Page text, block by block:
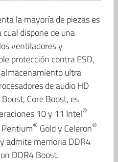
la mayoría de piezas es
cual dispone de una
ventiladores y
protección contra ESD,
ultra
de audio HD
Core Boost, es
10 y 11 Intel®
® Gold y Celeron®
admite memoria DDR4
DDR4 Boost.